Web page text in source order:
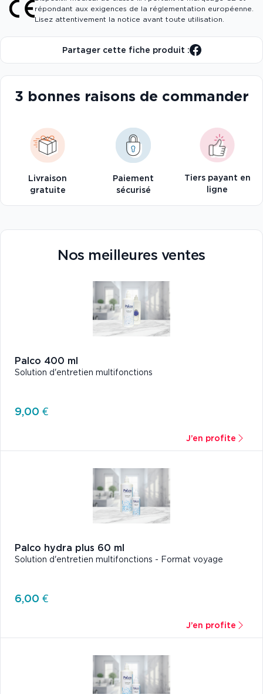
répondant aux exigences de la réglementation européenne.
Lisez attentivement la notice avant toute utilisation.
Partager cette fiche produit :
3 bonnes raisons de commander
Livraison
gratuite
Paiement
sécurisé
Tiers payant en
ligne
Nos meilleures ventes
Palco 400 ml
Solution d'entretien multifonctions
9,00 €
J’en profite
Palco hydra plus 60 ml
Solution d'entretien multifonctions - Format voyage
6,00 €
J’en profite